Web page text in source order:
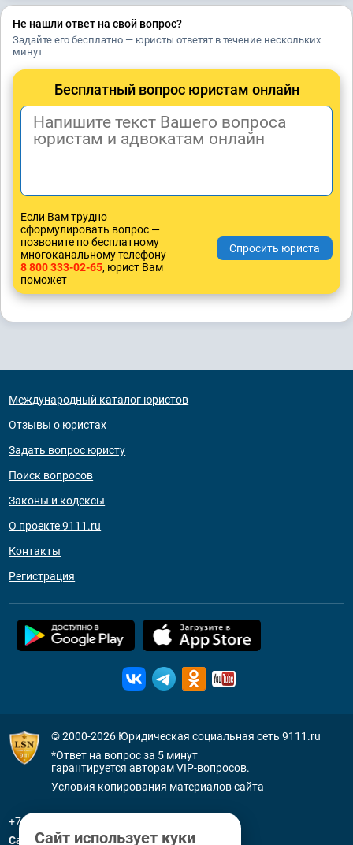
Не нашли ответ на свой вопрос?
Задайте его бесплатно — юристы ответят в течение нескольких
минут
Бесплатный вопрос юристам онлайн
Если Вам трудно
сформулировать вопрос —
позвоните по бесплатному
многоканальному телефону
8 800 333-02-65, юрист Вам
поможет
Международный каталог юристов
Отзывы о юристах
Задать вопрос юристу
Поиск вопросов
Законы и кодексы
О проекте 9111.ru
Контакты
Регистрация
© 2000-2026 Юридическая социальная сеть 9111.ru
*Ответ на вопрос за 5 минут
гарантируется авторам VIP-вопросов.
Условия копирования материалов сайта
+7 (800) 505-91-11
Санкт-Петербург
Сайт использует куки